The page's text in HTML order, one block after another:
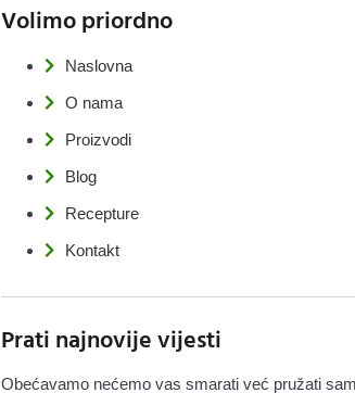
Volimo priordno
Naslovna
O nama
Proizvodi
Blog
Recepture
Kontakt
Prati najnovije vijesti
Obećavamo nećemo vas smarati već pružati